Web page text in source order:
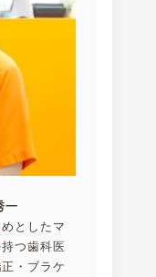
一
としたマ
つ歯科医
・ブラケ